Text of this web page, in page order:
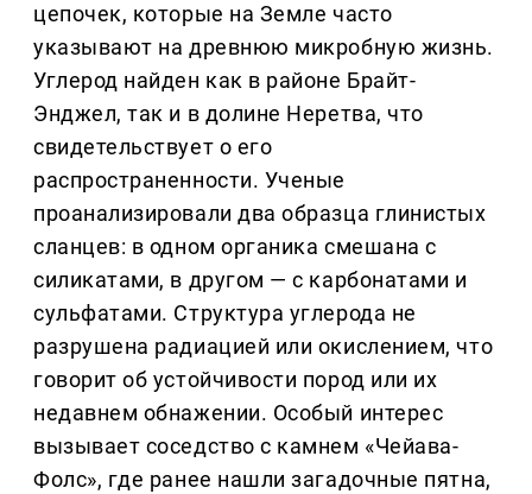
цепочек, которые на Земле часто
указывают на древнюю микробную жизнь.
Углерод найден как в районе Брайт-
Энджел, так и в долине Неретва, что
свидетельствует о его
распространенности. Ученые
проанализировали два образца глинистых
сланцев: в одном органика смешана с
силикатами, в другом — с карбонатами и
сульфатами. Структура углерода не
разрушена радиацией или окислением, что
говорит об устойчивости пород или их
недавнем обнажении. Особый интерес
вызывает соседство с камнем «Чейава-
Фолс», где ранее нашли загадочные пятна,